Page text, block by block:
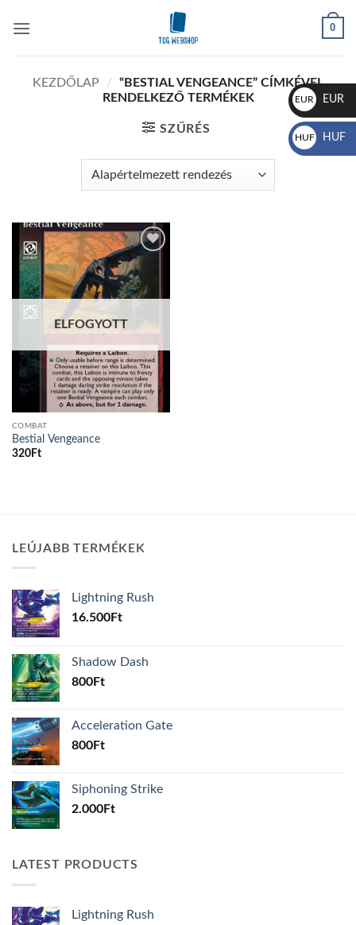
0
KEZDŐLAP /
“BESTIAL VENGEANCE” CÍMKÉVEL
RENDELKEZŐ TERMÉKEK
SZŰRÉS
Add to
wishlist
ELFOGYOTT
COMBAT
Bestial Vengeance
320Ft
LEÚJABB TERMÉKEK
Lightning Rush
16.500Ft
Shadow Dash
800Ft
Acceleration Gate
800Ft
Siphoning Strike
2.000Ft
LATEST PRODUCTS
Lightning Rush
EUR
€
EUR
HUF
Ft
HUF